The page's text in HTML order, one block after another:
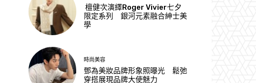
檀健次演繹Roger Vivier七夕
限定系列 銀河元素融合紳士美
學
時尚美容
鄧為美妝品牌形象照曝光 鬆弛
穿搭展現品牌大使魅力